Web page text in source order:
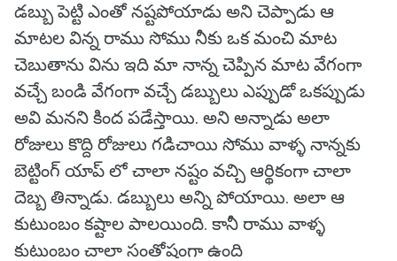
డబ్బు పెట్టి ఎంతో నష్టపోయాడు అని చెప్పాడు ఆ
మాటల విన్న రాము సోము నీకు ఒక మంచి మాట
చెబుతాను విను ఇది మా నాన్న చెప్పిన మాట వేగంగా
వచ్చే బండి వేగంగా వచ్చే డబ్బులు ఎప్పుడో ఒకప్పుడు
అవి మనని కింద పడేస్తాయి. అని అన్నాడు అలా
రోజులు కొద్ది రోజులు గడిచాయి సోము వాళ్ళ నాన్నకు
బెట్టింగ్ యాప్ లో చాలా నష్టం వచ్చి ఆర్థికంగా చాలా
దెబ్బ తిన్నాడు. డబ్బులు అన్ని పోయాయి. అలా ఆ
కుటుంబం కష్టాల పాలయింది. కానీ రాము వాళ్ళ
కుటుంబం చాలా సంతోషంగా ఉంది